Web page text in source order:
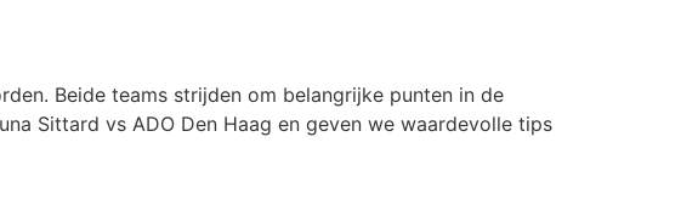
Beide teams strijden om belangrijke punten in de
Sittard vs ADO Den Haag en geven we waardevolle tips